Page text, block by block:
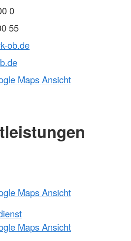
0
55
ob.de
Maps Ansicht
Maps Ansicht
Maps Ansicht